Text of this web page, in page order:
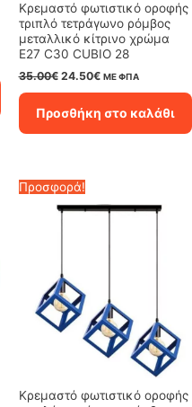
Κρεμαστό φωτιστικό οροφής
τριπλό τετράγωνο ρόμβος
μεταλλικό κίτρινο χρώμα
E27 C30 CUBIO 28
35.00€ Original
price
35.00€.
24.50€Η
τρέχουσα
είναι:
24.50€.
ΜΕ ΦΠΑ
Προσθήκη στο καλάθι
Προσφορά!
Κρεμαστό φωτιστικό οροφής